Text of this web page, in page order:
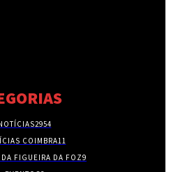
2954
COIMBRA11
FIGUEIRA DA FOZ9